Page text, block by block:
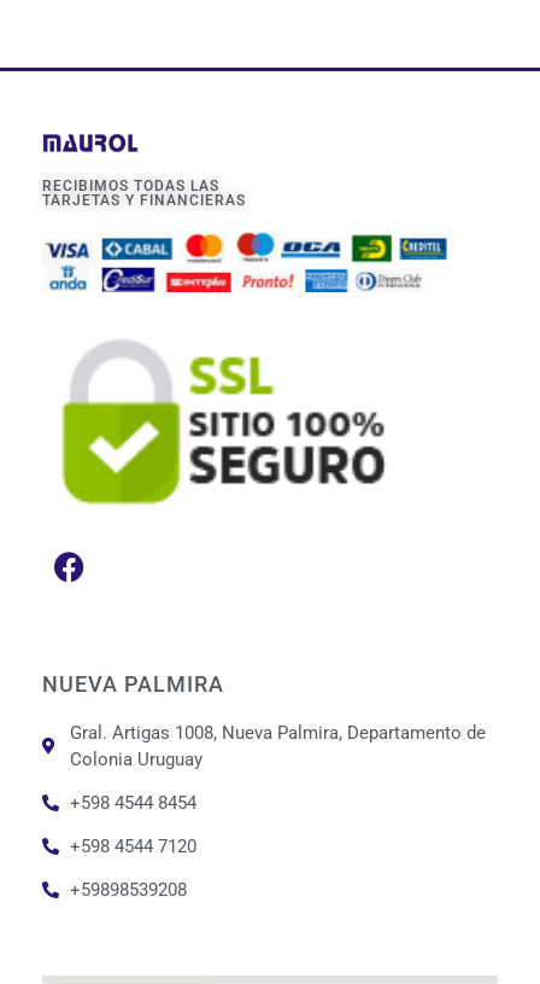
RECIBIMOS TODAS LAS
TARJETAS Y FINANCIERAS
NUEVA PALMIRA
Gral. Artigas 1008, Nueva Palmira, Departamento de
Colonia Uruguay
+598 4544 8454
+598 4544 7120
+59898539208